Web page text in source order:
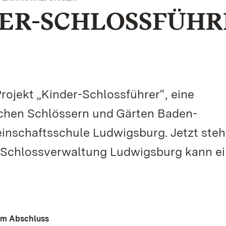
„Kinder-Schlossführer“, eine
Schlössern und Gärten Baden-
Ludwigsburg. Jetzt
Ludwigsburg kann
Abschluss